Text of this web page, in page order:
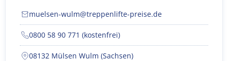
muelsen-wulm@treppenlifte-preise.de
0800 58 90 771 (kostenfrei)
08132 Mülsen Wulm (Sachsen)